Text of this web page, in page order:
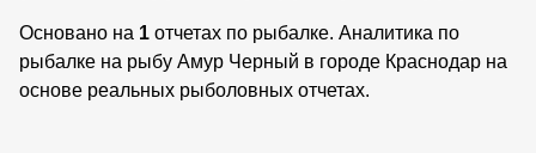
Основано на 1 отчетах по рыбалке. Аналитика по
рыбалке на рыбу Амур Черный в городе Краснодар на
основе реальных рыболовных отчетах.